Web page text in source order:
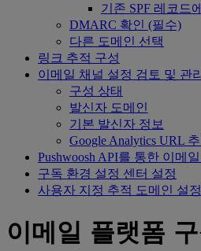
기존 SPF 레코드
DMARC 확인 (필수)
다른 도메인 선택
링크 추적 구성
이메일 채널 설정 검토 및 관리
구성 상태
발신자 도메인
기본 발신자 정보
Google Analytics URL
Pushwoosh API를 통한 이메
구독 환경 설정 센터 설정
사용자 지정 추적 도메인 설정
이메일 플랫폼